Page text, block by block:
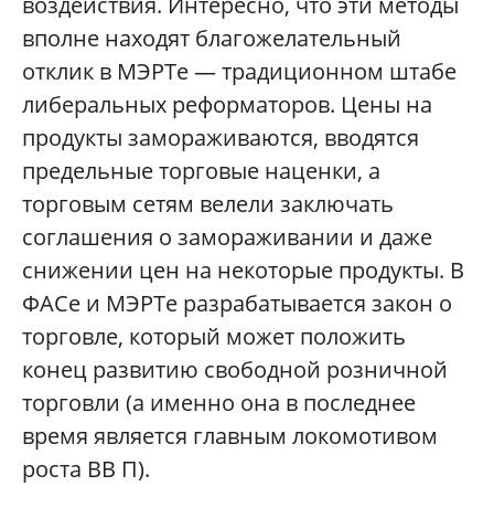
вполне находят благожелательный
отклик в МЭРТе — традиционном штабе
либеральных реформаторов. Цены на
продукты замораживаются, вводятся
предельные торговые наценки, а
торговым сетям велели заключать
соглашения о замораживании и даже
снижении цен на некоторые продукты. В
ФАСе и МЭРТе разрабатывается закон о
торговле, который может положить
конец развитию свободной розничной
торговли (а именно она в последнее
время является главным локомотивом
роста ВВ П).